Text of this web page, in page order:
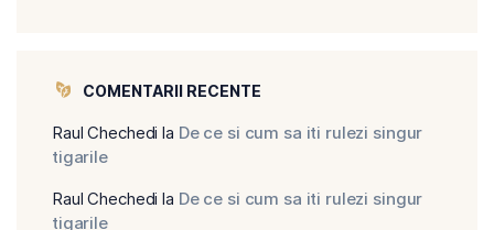
COMENTARII RECENTE
Raul Chechedi la De ce si cum sa iti rulezi singur
tigarile
Raul Chechedi la De ce si cum sa iti rulezi singur
tigarile